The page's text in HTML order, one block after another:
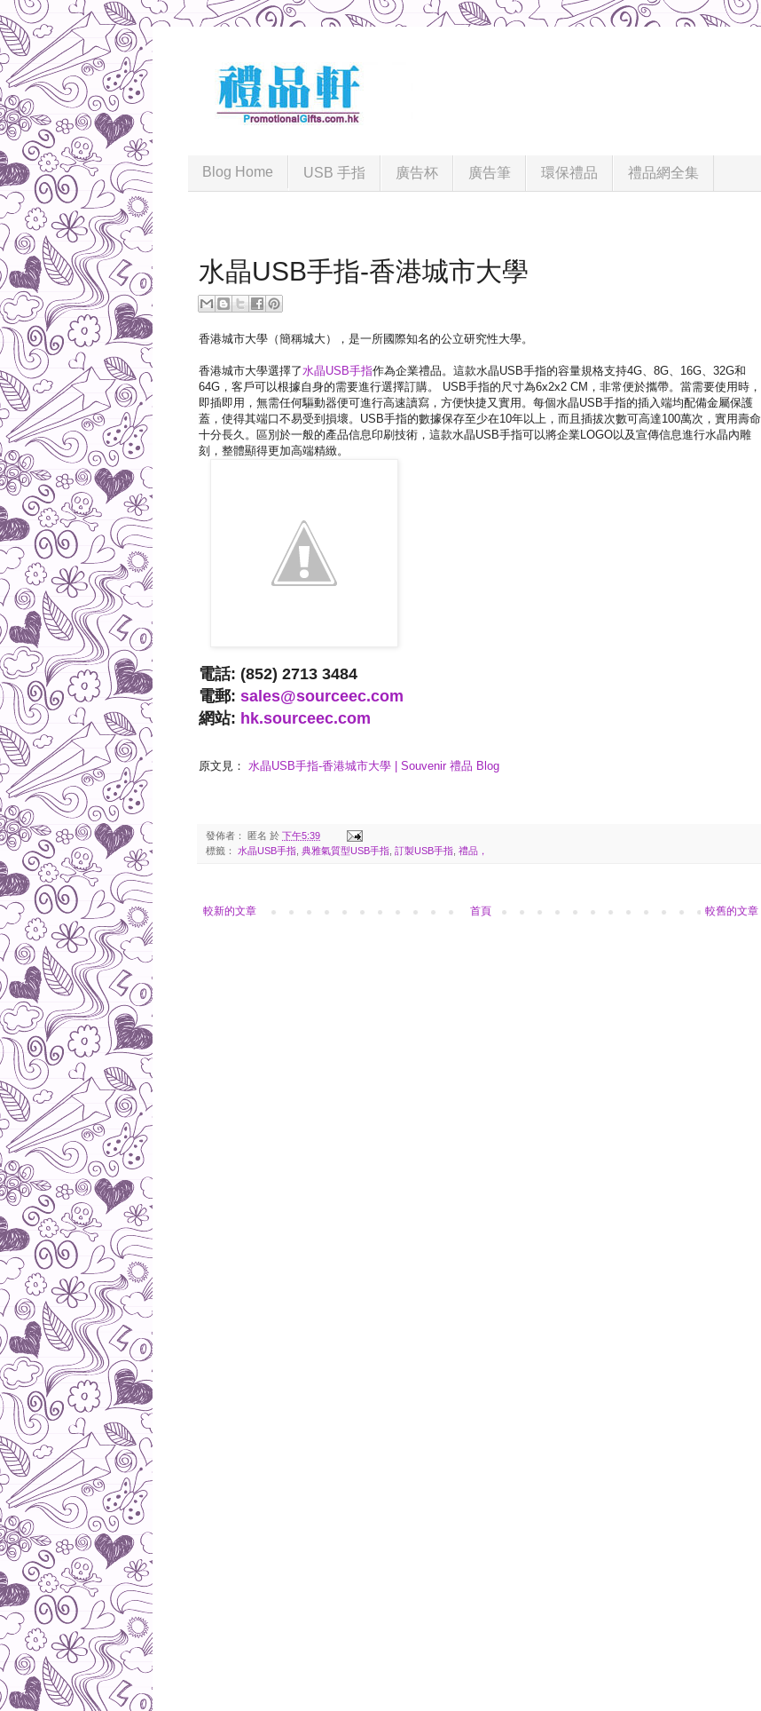
Blog Home USB 手指 廣告杯 廣告筆 環保禮品 禮品網全集
水晶USB手指-香港城市大學
香港城市大學（簡稱城大），是一所國際知名的公立研究性大學。
香港城市大學選擇了水晶USB手指作為企業禮品。這款水晶USB手指的容量規格支持4G、8G、16G、32G和
64G，客戶可以根據自身的需要進行選擇訂購。 USB手指的尺寸為6x2x2 CM，非常便於攜帶。當需要使用時，
即插即用，無需任何驅動器便可進行高速讀寫，方便快捷又實用。每個水晶USB手指的插入端均配備金屬保護
蓋，使得其端口不易受到損壞。USB手指的數據保存至少在10年以上，而且插拔次數可高達100萬次，實用壽命
十分長久。區別於一般的產品信息印刷技術，這款水晶USB手指可以將企業LOGO以及宣傳信息進行水晶內雕
刻，整體顯得更加高端精緻。
電話: (852) 2713 3484
電郵: sales@sourceec.com
網站: hk.sourceec.com
原文見： 水晶USB手指-香港城市大學 | Souvenir 禮品 Blog
發佈者： 匿名 於 下午5:39
標籤： 水晶USB手指 典雅氣質型USB手指 訂製USB手指 禮品，
較新的文章 較舊的文章
首頁